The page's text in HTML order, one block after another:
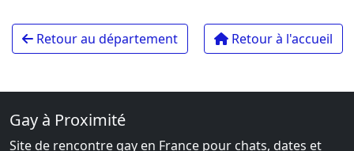
Retour au département Retour à l'accueil
Gay à Proximité
Site de rencontre gay en France pour chats, dates et